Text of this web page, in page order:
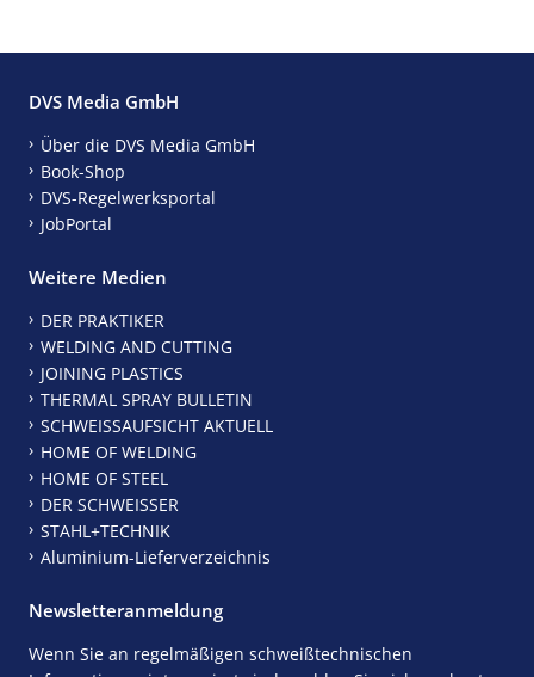
DVS Media GmbH
Über die DVS Media GmbH
Book-Shop
DVS-Regelwerksportal
JobPortal
Weitere Medien
DER PRAKTIKER
WELDING AND CUTTING
JOINING PLASTICS
THERMAL SPRAY BULLETIN
SCHWEISSAUFSICHT AKTUELL
HOME OF WELDING
HOME OF STEEL
DER SCHWEISSER
STAHL+TECHNIK
Aluminium-Lieferverzeichnis
Newsletteranmeldung
Wenn Sie an regelmäßigen schweißtechnischen